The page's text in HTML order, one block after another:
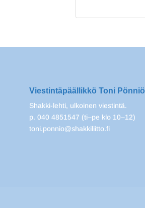
Viestintäpäällikkö Toni Pönniö
Shakki-lehti, ulkoinen viestintä.
p. 040 4851547 (ti–pe klo 10–12)
toni.ponnio@shakkiliitto.fi